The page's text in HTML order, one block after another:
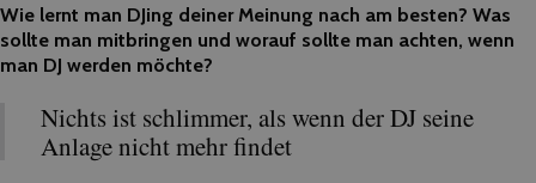
Wie lernt man DJing deiner Meinung nach am besten? Was
sollte man mitbringen und worauf sollte man achten, wenn
man DJ werden möchte?
Nichts ist schlimmer, als wenn der DJ seine
Anlage nicht mehr findet